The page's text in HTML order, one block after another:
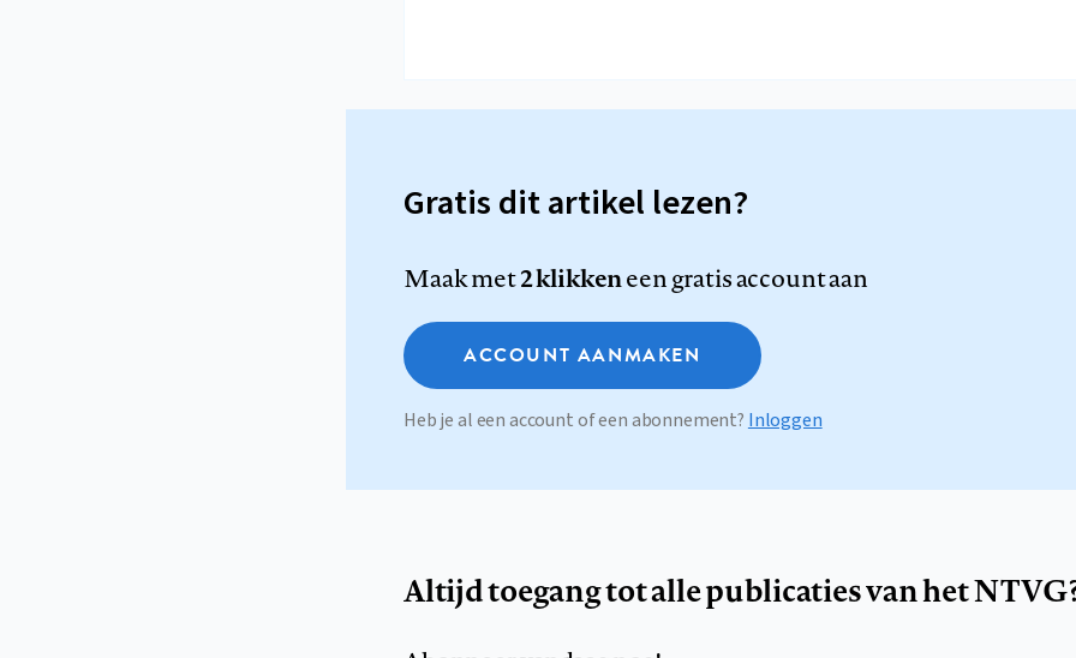
Gratis dit artikel lezen?
Maak met2 klikkeneen gratis account aan
ACCOUNT AANMAKEN
Heb je al een account of een abonnement? Inloggen
Altijd toegang tot alle publicaties van het